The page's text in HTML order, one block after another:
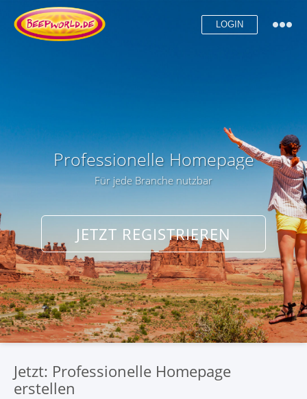
LOGIN
Professionelle Homepage
Für jede Branche nutzbar
JETZT REGISTRIEREN
Jetzt: Professionelle Homepage
erstellen